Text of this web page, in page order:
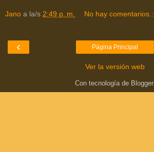
Jano a la/s 2:49 p. m. No hay comentarios.:
‹ Página Principal
Ver la versión web
Con tecnología de Blogger.